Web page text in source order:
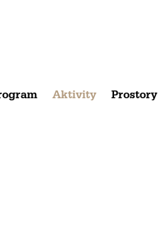
Aktivity Prostory